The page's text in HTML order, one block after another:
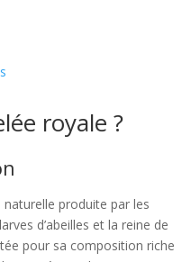
royale ?
produite par les
d’abeilles et la reine de
pour sa composition riche